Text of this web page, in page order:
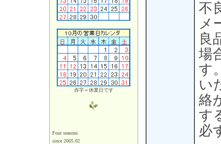
赤字＝休業日です
Four seasons
since 2005.02
不
メ
良
場
す
い
絡
す
必